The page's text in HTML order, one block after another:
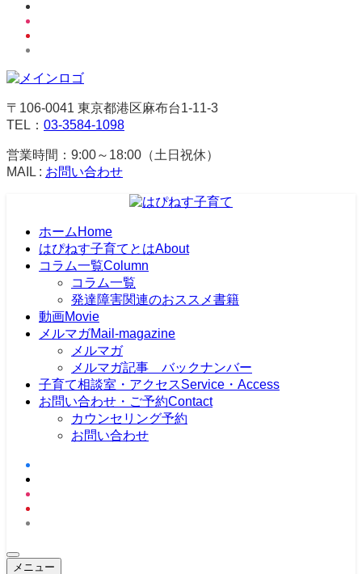
〒106-0041 東京都港区麻布台1-11-3
TEL： 03-3584-1098
営業時間：9:00～18:00（土日祝休）
MAIL : お問い合わせ
ホーム Home
はぴねす子育てとはAbout
コラム一覧Column
コラム一覧
発達障害関連のおススメ書籍
動画Movie
メルマガMail-magazine
メルマガ
メルマガ記事 バックナンバー
子育て相談室・アクセスService・Access
お問い合わせ・ご予約Contact
カウンセリング予約
お問い合わせ
メニュー